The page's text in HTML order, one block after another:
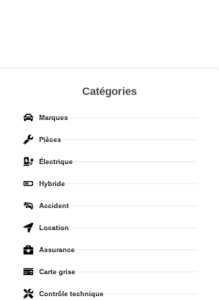
Catégories
Marques
Pièces
Électrique
Hybride
Accident
Location
Assurance
Carte grise
Contrôle technique